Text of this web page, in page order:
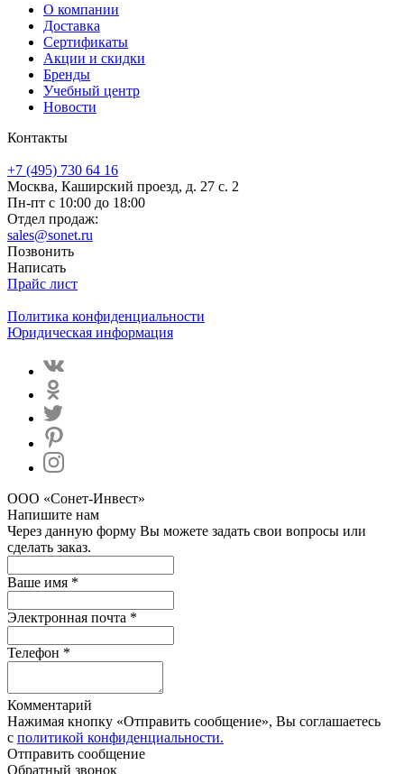
О компании
Доставка
Сертификаты
Акции и скидки
Бренды
Учебный центр
Новости
Контакты
+7 (495) 730 64 16
Москва, Каширский проезд, д. 27 с. 2
Пн-пт с 10:00 до 18:00
Отдел продаж:
sales@sonet.ru
Позвонить
Написать
Прайс лист
Политика конфиденциальности
Юридическая информация
ООО «Сонет-Инвест»
Напишите нам
Через данную форму Вы можете задать свои вопросы или
сделать заказ.
Ваше имя *
Электронная почта *
Телефон *
Комментарий
Нажимая кнопку «Отправить сообщение», Вы соглашаетесь
с политикой конфиденциальности.
Отправить сообщение
Обратный звонок